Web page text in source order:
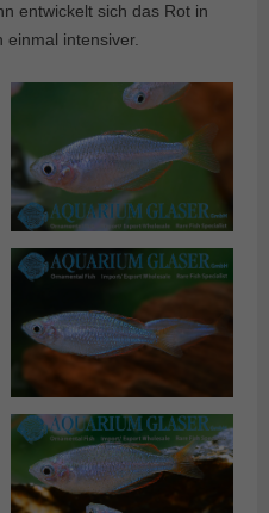
entwickelt sich das Rot in
intensiver.